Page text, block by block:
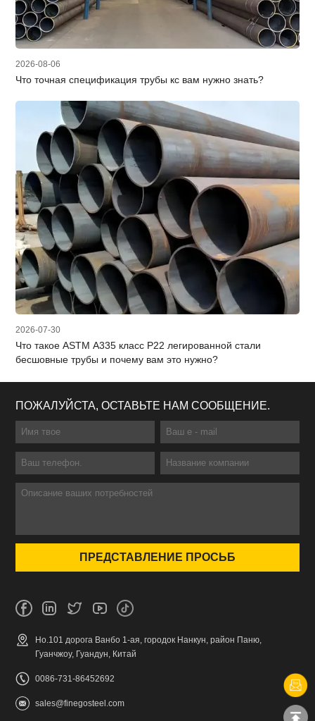
2026-08-06
Что точная спецификация трубы кс вам нужно знать?
2026-07-30
Что такое ASTM A335 класс P22 легированной стали
бесшовные трубы и почему вам это нужно?
ПОЖАЛУЙСТА, ОСТАВЬТЕ НАМ СООБЩЕНИЕ.
Но.101 дорога Ванбо 1-ая, городок Нанкун, район Паню,
Гуанчжоу, Гуандун, Китай
0086-731-86452692
sales@finegosteel.com